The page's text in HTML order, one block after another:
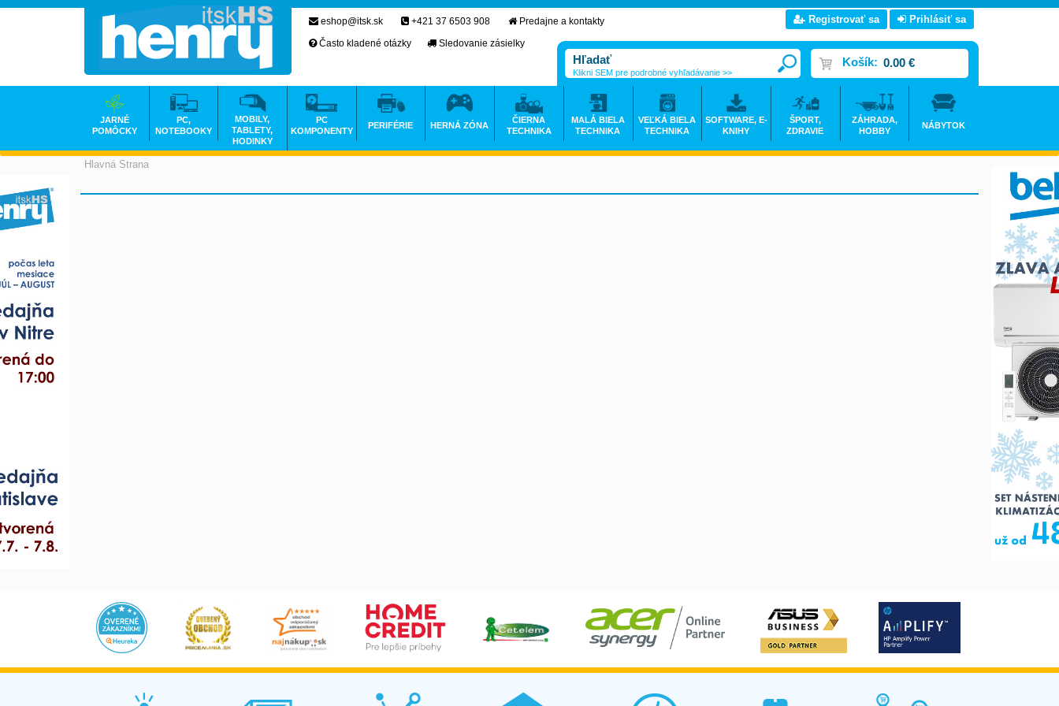
Hlavná Strana
eshop@itsk.sk +421 37 6503 908
Predajne a kontakty
Často kladené otázky
Sledovanie zásielky
Registrovať sa Prihlásiť sa
Košík: 0.00 €
Klikni SEM pre podrobné vyhľadávanie >>
JARNÉ
POMÔCKY
PC,
NOTEBOOKY
MOBILY,
TABLETY,
HODINKY
PC
KOMPONENTY
PERIFÉRIE HERNÁ ZÓNA
ČIERNA
TECHNIKA
MALÁ BIELA
TECHNIKA
VEĽKÁ BIELA
TECHNIKA
SOFTWARE, E-
KNIHY
ŠPORT,
ZDRAVIE
ZÁHRADA,
HOBBY
NÁBYTOK